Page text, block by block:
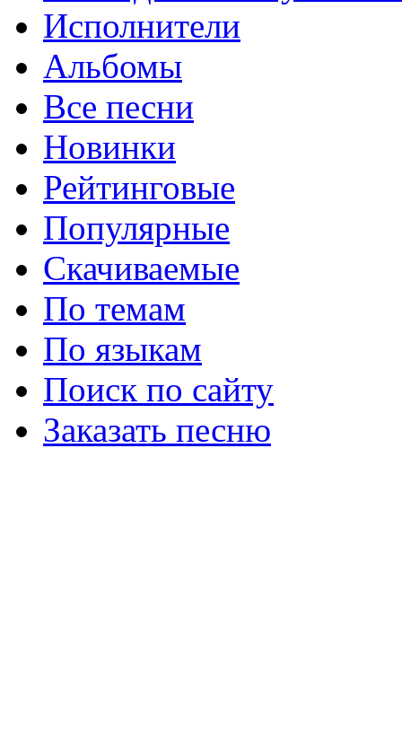
Исполнители
Альбомы
Все песни
Новинки
Рейтинговые
Популярные
Скачиваемые
По темам
По языкам
Поиск по сайту
Заказать песню